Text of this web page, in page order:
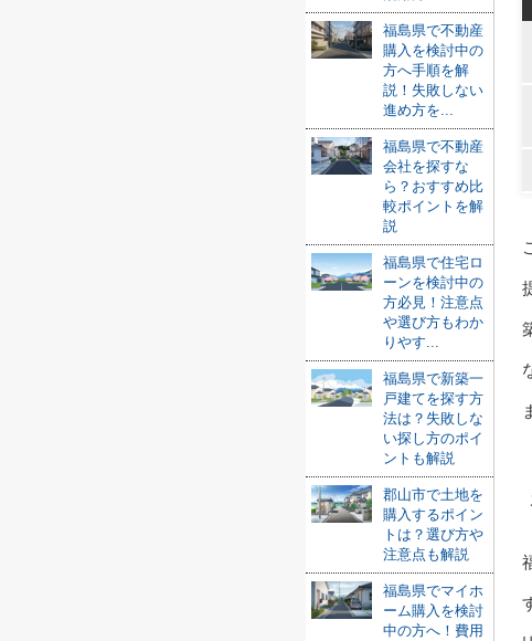
福島県で不動産
購入を検討中の
方へ手順を解
説！失敗しない
進め方を...
福島県で不動産
会社を探すな
ら？おすすめ比
較ポイントを解
説
福島県で住宅ロ
ーンを検討中の
方必見！注意点
や選び方もわか
りやす...
福島県で新築一
戸建てを探す方
法は？失敗しな
い探し方のポイ
ントも解説
郡山市で土地を
購入するポイン
トは？選び方や
注意点も解説
福島県でマイホ
ーム購入を検討
中の方へ！費用